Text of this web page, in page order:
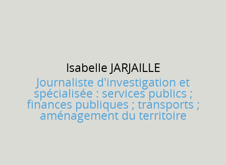
Isabelle JARJAILLE
Journaliste d'investigation et
spécialisée : services publics ;
finances publiques ; transports ;
aménagement du territoire